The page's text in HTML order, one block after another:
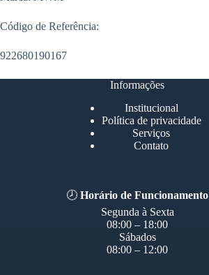
Código de Referência:
922680190167
Informações
Institucional
Política de privacidade
Serviços
Contato
🕗Horário de Funcionamento
Segunda à Sexta
08:00 – 18:00
Sábados
08:00 – 12:00